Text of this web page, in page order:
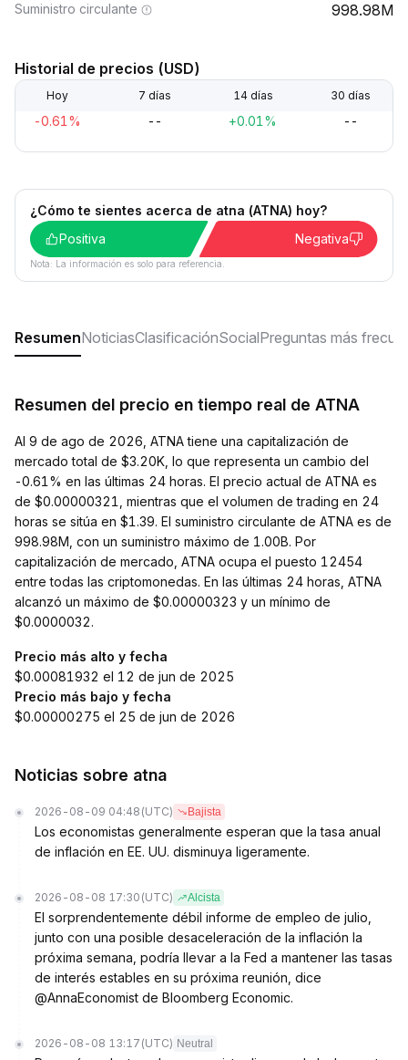
Suministro circulante 998.98M
Historial de precios (USD)
Hoy 7 días 14 días 30 días
-0.61% -- +0.01% --
¿Cómo te sientes acerca de atna (ATNA) hoy?
Positiva
Negativa
Nota: La información es solo para referencia.
ResumenNoticiasClasificaciónSocialPreguntas más
Resumen del precio en tiempo real de ATNA
Al 9 de ago de 2026, ATNA tiene una capitalización de
mercado total de $3.20K, lo que representa un cambio del
-0.61% en las últimas 24 horas. El precio actual de ATNA es
de $0.00000321, mientras que el volumen de trading en 24
horas se sitúa en $1.39. El suministro circulante de ATNA es de
998.98M, con un suministro máximo de 1.00B. Por
capitalización de mercado, ATNA ocupa el puesto 12454
entre todas las criptomonedas. En las últimas 24 horas, ATNA
alcanzó un máximo de $0.00000323 y un mínimo de
$0.0000032.
Precio más alto y fecha
$0.00081932 el 12 de jun de 2025
Precio más bajo y fecha
$0.00000275 el 25 de jun de 2026
Noticias sobre atna
2026-08-09 04:48 (UTC) Bajista
Los economistas generalmente esperan que la tasa anual
de inflación en EE. UU. disminuya ligeramente.
2026-08-08 17:30 (UTC) Alcista
El sorprendentemente débil informe de empleo de julio,
junto con una posible desaceleración de la inflación la
próxima semana, podría llevar a la Fed a mantener las tasas
de interés estables en su próxima reunión, dice
@AnnaEconomist de Bloomberg Economic.
2026-08-08 13:17 (UTC) Neutral